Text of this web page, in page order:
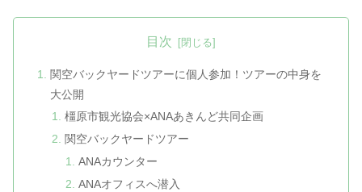
目次
関空バックヤードツアーに個人参加！ツアーの中身を
大公開
橿原市観光協会×ANAあきんど共同企画
関空バックヤードツアー
ANAカウンター
ANAオフィスへ潜入